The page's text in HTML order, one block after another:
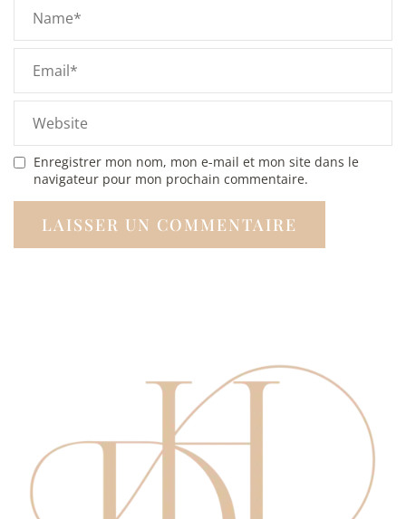
Enregistrer mon nom, mon e-mail et mon site dans le
navigateur pour mon prochain commentaire.